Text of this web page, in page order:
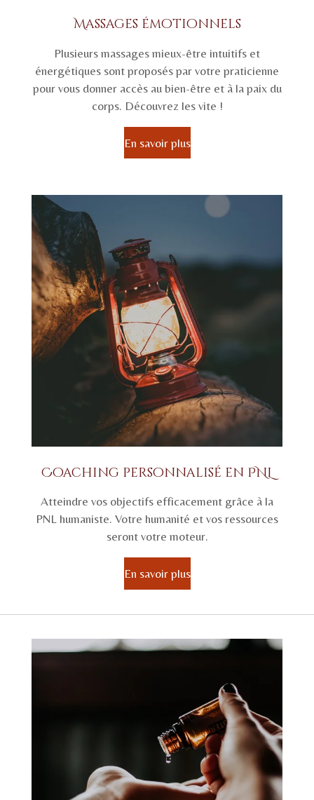
Massages émotionnels
Plusieurs massages mieux-être intuitifs et
énergétiques sont proposés par votre praticienne
pour vous donner accès au bien-être et à la paix du
corps. Découvrez les vite !
En savoir plus
Coaching personnalisé en PNL
Atteindre vos objectifs efficacement grâce à la
PNL humaniste. Votre humanité et vos ressources
seront votre moteur.
En savoir plus